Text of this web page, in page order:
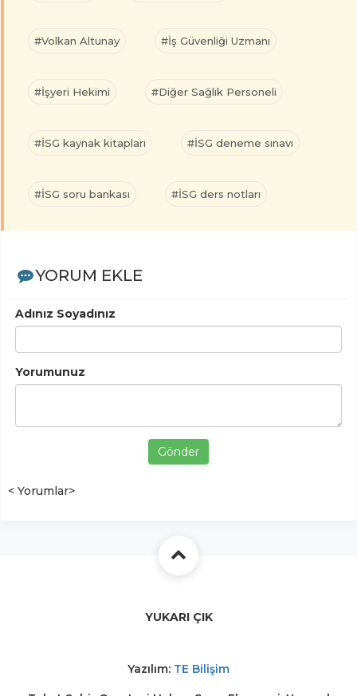
#Volkan Altunay #İş Güvenliği Uzmanı
#İşyeri Hekimi #Diğer Sağlık Personeli
#İSG kaynak kitapları #İSG deneme sınavı
#İSG soru bankası #İSG ders notları
YORUM EKLE
Adınız Soyadınız
Yorumunuz
Gönder
< Yorumlar>
YUKARI ÇIK
Yazılım: TE Bilişim